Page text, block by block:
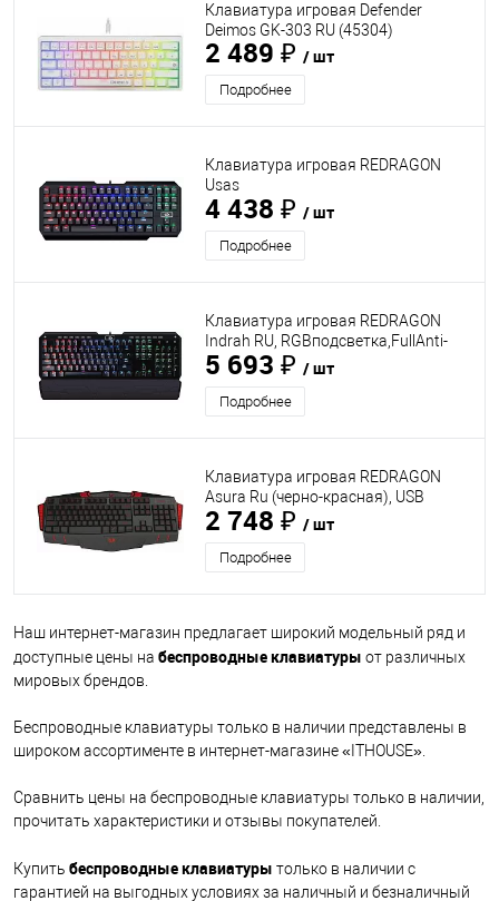
Клавиатура игровая Defender
Deimos GK-303 RU (45304)
2 489 ₽ / шт
Подробнее
Клавиатура игровая REDRAGON
Usas
RU,подсветка,Outemu,компактная
4 438 ₽ / шт
Подробнее
Клавиатура игровая REDRAGON
Indrah RU, RGBподсветка,FullAnti-
Ghost (70449)
5 693 ₽ / шт
Подробнее
Клавиатура игровая REDRAGON
Asura Ru (черно-красная), USB
(70246)
2 748 ₽ / шт
Подробнее
Наш интернет-магазин предлагает широкий модельный ряд и
доступные цены на беспроводные клавиатуры от различных
мировых брендов.
Беспроводные клавиатуры только в наличии представлены в
широком ассортименте в интернет-магазине «ITHOUSE».
Сравнить цены на беспроводные клавиатуры только в наличии,
прочитать характеристики и отзывы покупателей.
Купить беспроводные клавиатуры только в наличии с
гарантией на выгодных условиях за наличный и безналичный